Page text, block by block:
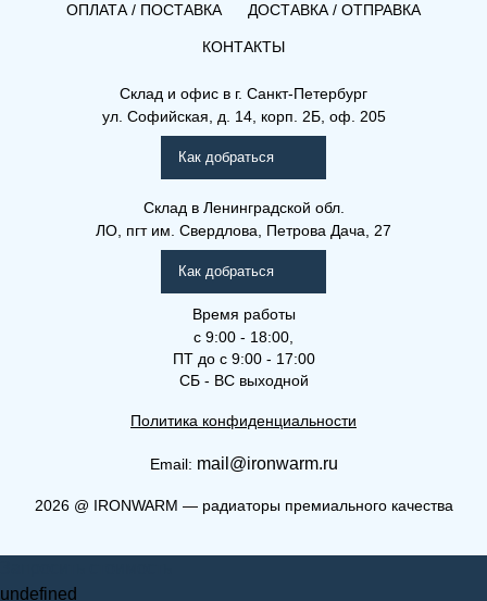
Рамо Компакт (РК), (РКВ),
(РКВЛ) 22-400-1800
Рамо Компакт (РК), (РКВ),
ОПЛАТА / ПОСТАВКА ДОСТАВКА / ОТПРАВКА
КОНТАКТЫ
Склад и офис в г. Санкт-Петербург
ул. Софийская, д. 14, корп. 2Б, оф. 205
Как добраться
Склад в Ленинградской обл.
ЛО, пгт им. Свердлова, Петрова Дача, 27
Как добраться
Время работы
с 9:00 - 18:00,
ПТ до с 9:00 - 17:00
СБ - ВС выходной
Политика конфиденциальности
Email: mail@ironwarm.ru
2026@ IRONWARM — радиаторы премиального качества
undefined